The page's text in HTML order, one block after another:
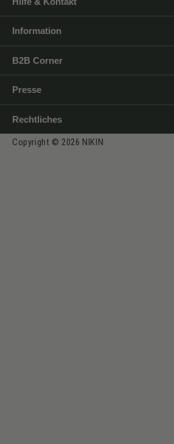
Information
B2B Corner
Presse
Rechtliches
Copyright © 2026 NIKIN